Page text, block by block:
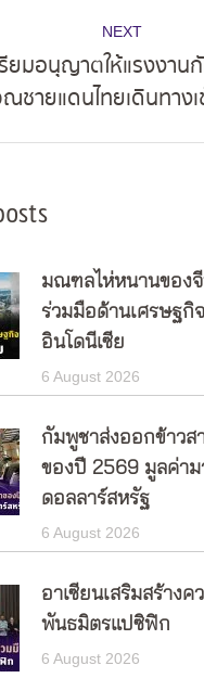
NEXT
post:
ยมอนุญาตให้แรงงาน
ณชายแดนไทยเดินทางเ
มณฑลไห่หนานของจี
ร่วมมือด้านเศรษฐกิ
อินโดนีเซีย
6 August 2026
กัมพูชาส่งออกข้าวส
ของปี 2569 มูลค่าม
ดอลลาร์สหรัฐ
6 August 2026
อาเซียนเสริมสร้าง
พันธมิตรแปซิฟิก
6 August 2026